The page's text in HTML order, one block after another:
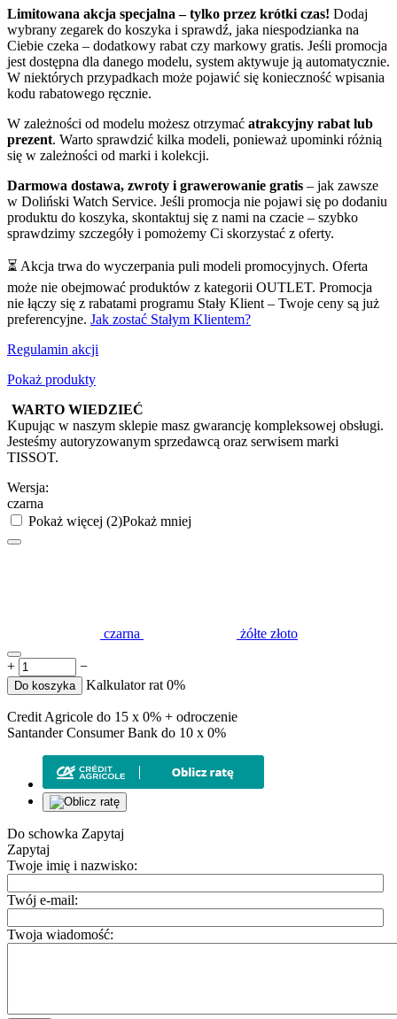
Limitowana akcja specjalna – tylko przez krótki czas! Dodaj
wybrany zegarek do koszyka i sprawdź, jaka niespodzianka na
Ciebie czeka – dodatkowy rabat czy markowy gratis. Jeśli promocja
jest dostępna dla danego modelu, system aktywuje ją automatycznie.
W niektórych przypadkach może pojawić się konieczność wpisania
kodu rabatowego ręcznie.
W zależności od modelu możesz otrzymać atrakcyjny rabat lub
prezent. Warto sprawdzić kilka modeli, ponieważ upominki różnią
się w zależności od marki i kolekcji.
Darmowa dostawa, zwroty i grawerowanie gratis – jak zawsze
w Doliński Watch Service. Jeśli promocja nie pojawi się po dodaniu
produktu do koszyka, skontaktuj się z nami na czacie – szybko
sprawdzimy szczegóły i pomożemy Ci skorzystać z oferty.
⏳ Akcja trwa do wyczerpania puli modeli promocyjnych. Oferta
może nie obejmować produktów z kategorii OUTLET. Promocja
nie łączy się z rabatami programu Stały Klient – Twoje ceny są już
preferencyjne. Jak zostać Stałym Klientem?
Regulamin akcji
Pokaż produkty
WARTO WIEDZIEĆ
Kupując w naszym sklepie masz gwarancję kompleksowej obsługi.
Jesteśmy autoryzowanym sprzedawcą oraz serwisem marki
TISSOT.
Wersja:
czarna
Pokaż więcej (2)Pokaż mniej
czarna żółte złoto
+ −
Do koszyka Kalkulator rat 0%
Credit Agricole do 15 x 0% + odroczenie
Santander Consumer Bank do 10 x 0%
Do schowka Zapytaj
Zapytaj
Twoje imię i nazwisko:
Twój e-mail:
Twoja wiadomość: